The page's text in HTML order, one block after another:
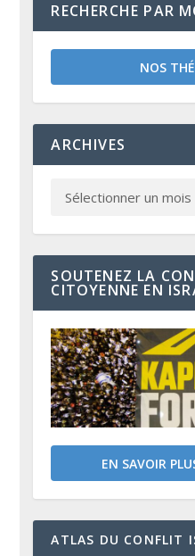
RECHERCHE PAR
NOS
ARCHIVES
SOUTENEZ LA
CITOYENNE EN
EN SAVOIR
ATLAS DU CONFLIT